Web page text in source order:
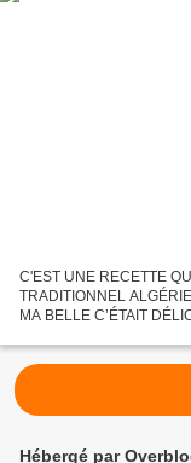
C'EST UNE RECETTE
TRADITIONNEL
MA BELLE C’ÉTAIT
DE POIS...
Hébergé par